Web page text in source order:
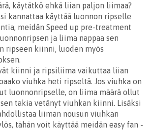
käytätkö ehkä liian paljon liimaa?
kannattaa käyttää luonnon ripselle
meidän Speed up pre-treatment
ja liima nappaa sen
ripseen kiinni, luoden myös
kiinni ja ripsiliima vaikuttaa liian
viuhka heti ripseltä. Jos viuhka on
luonnonripselle, on liima määrä ollut
takia vetänyt viuhkan kiinni. Lisäksi
liiman nousun viuhkan
tähän voit käyttää meidän easy fan -